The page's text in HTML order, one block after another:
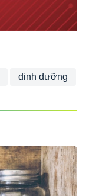
dinh dưỡng